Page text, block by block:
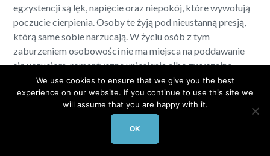
egzystencji są lęk, napięcie oraz niepokój, które wywołują
poczucie cierpienia. Osoby te żyją pod nieustanną presją,
którą same sobie narzucają. W życiu osób z tym
zaburzeniem osobowości nie ma miejsca na poddawanie
się uczuciom, romantyczne uniesienia albo zwyczajne
cieszenie się chwilą. Każdy dzień składa się z prób
uniknięcia popełnienia błędu, prób zdobycia akceptacji
otoczenia oraz analizowania przeszłości oraz przyszłości.
We use cookies to ensure that we give you the best
experience on our website. If you continue to use this site we
will assume that you are happy with it.
OK